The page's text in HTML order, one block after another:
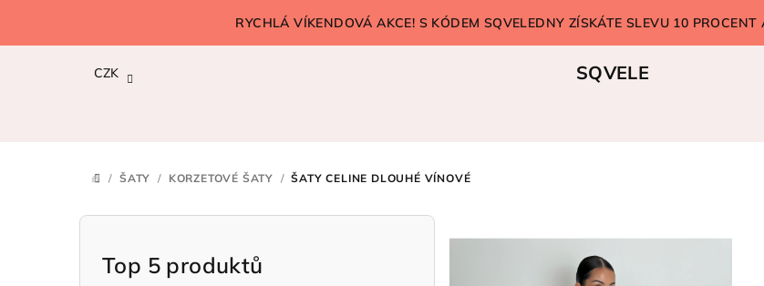
RYCHLÁ VÍKENDOVÁ AKCE! S KÓDEM SQVELEDNY ZÍSKÁTE SLEVU 10 PROCENT
CZK
SQVELE
DOMŮ
/ ŠATY / KORZETOVÉ ŠATY / ŠATY CELINE DLOUHÉ VÍNOVÉ
P
Top 5 produktů